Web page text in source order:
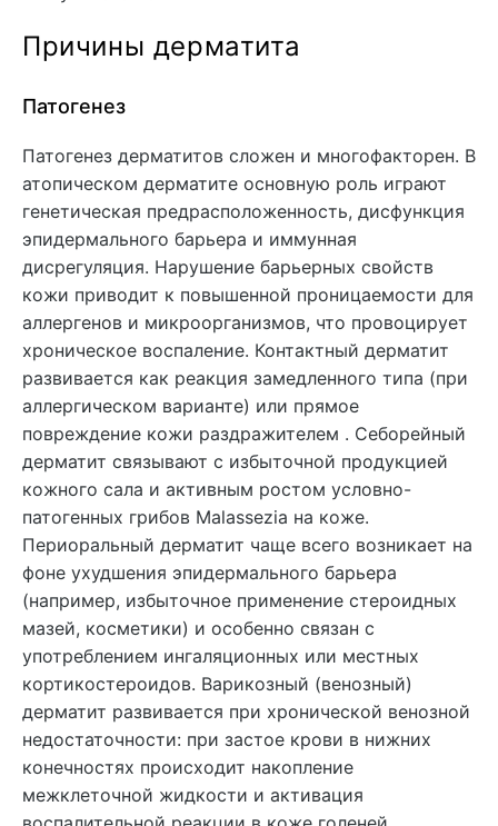
Причины дерматита
Патогенез
Патогенез дерматитов сложен и многофакторен. В
атопическом дерматите основную роль играют
генетическая предрасположенность, дисфункция
эпидермального барьера и иммунная
дисрегуляция. Нарушение барьерных свойств
кожи приводит к повышенной проницаемости для
аллергенов и микроорганизмов, что провоцирует
хроническое воспаление. Контактный дерматит
развивается как реакция замедленного типа (при
аллергическом варианте) или прямое
повреждение кожи раздражителем . Себорейный
дерматит связывают с избыточной продукцией
кожного сала и активным ростом условно-
патогенных грибов Malassezia на коже.
Периоральный дерматит чаще всего возникает на
фоне ухудшения эпидермального барьера
(например, избыточное применение стероидных
мазей, косметики) и особенно связан с
употреблением ингаляционных или местных
кортикостероидов. Варикозный (венозный)
дерматит развивается при хронической венозной
недостаточности: при застое крови в нижних
конечностях происходит накопление
межклеточной жидкости и активация